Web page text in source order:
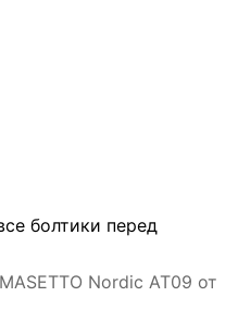
болтики перед
Nordic AT09 от